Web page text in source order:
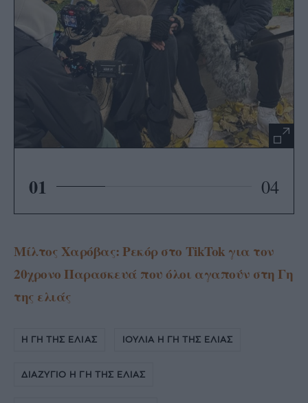
01 04
Μίλτος Χαρόβας: Ρεκόρ στο TikTok για τον
20χρονο Παρασκευά που όλοι αγαπούν στη Γη
της ελιάς
Η ΓΗ ΤΗΣ ΕΛΙΑΣ ΙΟΥΛΙΑ Η ΓΗ ΤΗΣ ΕΛΙΑΣ
ΔΙΑΖΥΓΙΟ Η ΓΗ ΤΗΣ ΕΛΙΑΣ